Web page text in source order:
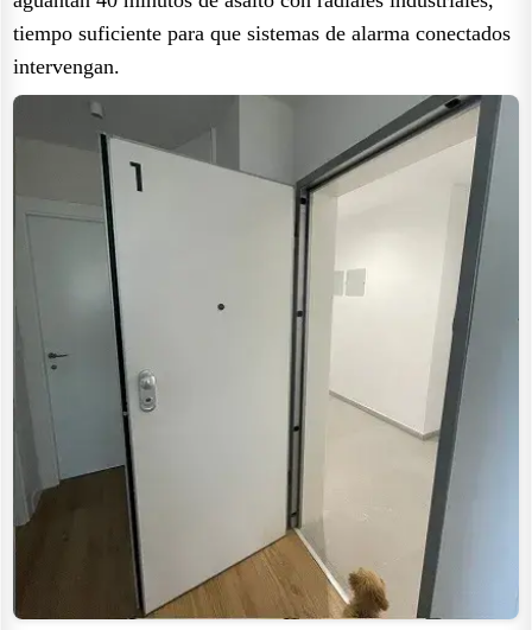
tiempo suficiente para que sistemas de alarma conectados
intervengan.